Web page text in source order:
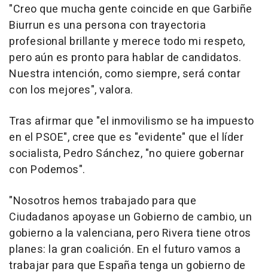
"Creo que mucha gente coincide en que Garbiñe
Biurrun es una persona con trayectoria
profesional brillante y merece todo mi respeto,
pero aún es pronto para hablar de candidatos.
Nuestra intención, como siempre, será contar
con los mejores", valora.
Tras afirmar que "el inmovilismo se ha impuesto
en el PSOE", cree que es "evidente" que el líder
socialista, Pedro Sánchez, "no quiere gobernar
con Podemos".
"Nosotros hemos trabajado para que
Ciudadanos apoyase un Gobierno de cambio, un
gobierno a la valenciana, pero Rivera tiene otros
planes: la gran coalición. En el futuro vamos a
trabajar para que España tenga un gobierno de